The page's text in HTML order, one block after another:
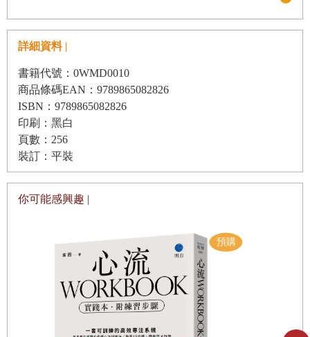
望著鍋蓋的心
打掃洗手間
如紙鈔般鐵青的臉龐
Homo faber
渺小夜晚的鋼琴演奏
您，生前也曾立在這道門前，或許每一次的等待都很短暫，
但是累積下來應該也算度過了很長的時間了。彼此互不相識
以厚度四釐米、強韌的聚丙烯製成的箱子裡，裝有各種防護
工具。藍色手術手套、同樣也是藍色的鞋套，另外，還有以
透明藍色塑料製成的另一組鞋套。白色的防塵口罩、淺灰色
防毒面罩，以及開門的必備工具等，全都分裝在兩個有把手
曾經是遠處陌生存在的電梯，現在爽快地向左右敞開胸懷，
帶著我一起上升到指定樓層。此刻，鼻子變得比任何時候都
要敏感，我下意識地在電梯裡搜尋。上了年紀的男人慣用的
古龍水香氣、剛送來的披薩，還有廚餘也好像曾停留過，落
下若有似無的難聞氣味……在密閉的空間裡，嗅覺的追蹤能
詳細資料 |
書籍代號：0WMD0010
商品條碼EAN：9789865082826
ISBN：9789865082826
印刷：黑白
頁數：256
裝訂：平裝
你可能感興趣 |